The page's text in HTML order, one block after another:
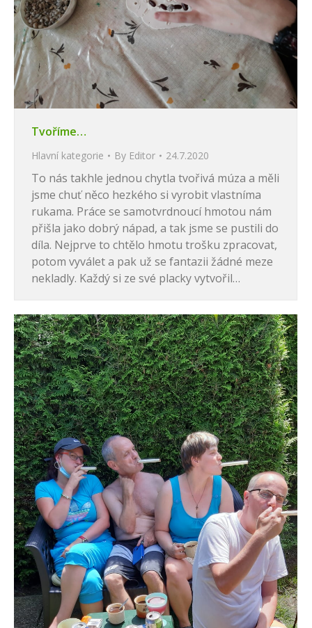
Tvoříme…
Hlavní kategorie By Editor 24.7.2020
To nás takhle jednou chytla tvořivá múza a měli
jsme chuť něco hezkého si vyrobit vlastníma
rukama. Práce se samotvrdnoucí hmotou nám
přišla jako dobrý nápad, a tak jsme se pustili do
díla. Nejprve to chtělo hmotu trošku zpracovat,
potom vyválet a pak už se fantazii žádné meze
nekladly. Každý si ze své placky vytvořil…